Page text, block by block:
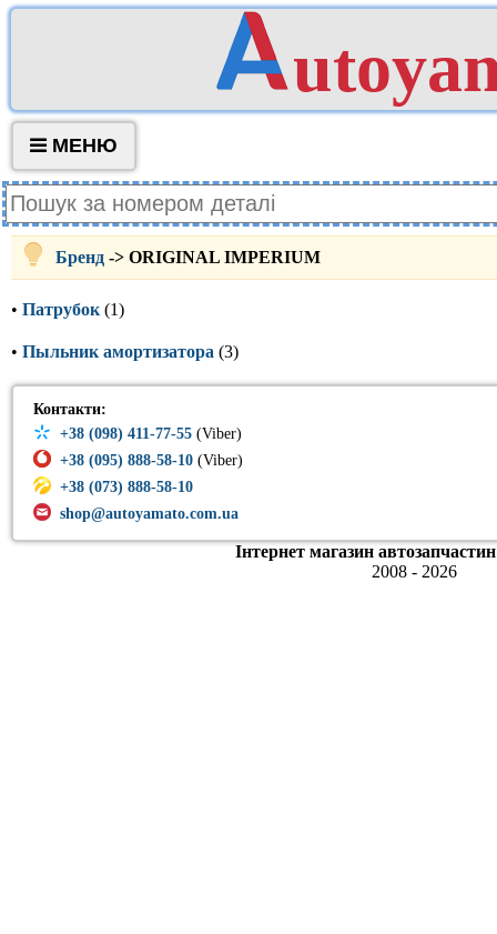
МЕНЮ
Бренд -> ORIGINAL IMPERIUM
• Патрубок (1)
• Пыльник амортизатора (3)
Контакти:
+38 (098) 411-77-55 (Viber)
+38 (095) 888-58-10 (Viber)
+38 (073) 888-58-10
shop@autoyamato.com.ua
Інтернет магазин
2008 - 2026